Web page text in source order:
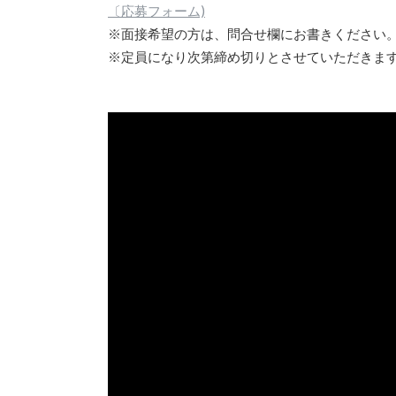
〔応募フォーム)
※面接希望の方は、問合せ欄にお書きください。
※定員になり次第締め切りとさせていただきます